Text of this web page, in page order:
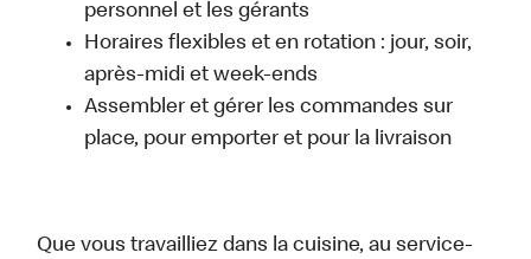
personnel et les gérants
Horaires flexibles et en rotation : jour, soir,
après-midi et week-ends
Assembler et gérer les commandes sur
place, pour emporter et pour la livraison
Que vous travailliez dans la cuisine, au service-